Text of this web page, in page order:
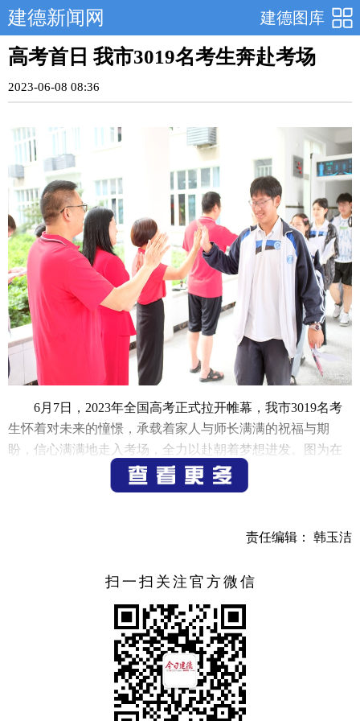
建德图库
建德新闻网
高考首日 我市3019名考生奔赴考场
2023-06-08 08:36
6月7日，2023年全国高考正式拉开帷幕，我市3019名考
生怀着对未来的憧憬，承载着家人与师长满满的祝福与期
盼，信心满满地走入考场，全力以赴朝着梦想进发。图为在
新安江中学考点，教师们统一身着喜庆的红色T恤为考生加油
鼓劲，祝福考生取得高考首日的开门红。
责任编辑： 韩玉洁
扫一扫关注官方微信